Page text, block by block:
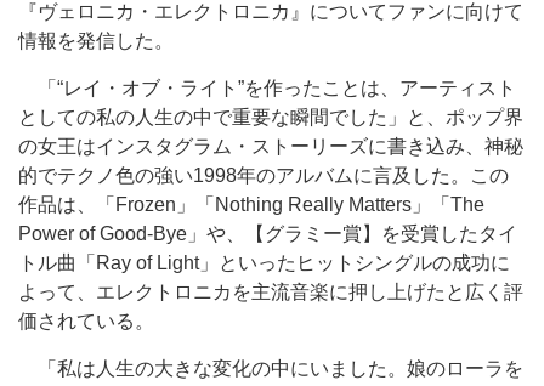
『ヴェロニカ・エレクトロニカ』についてファンに向けて
情報を発信した。
「“レイ・オブ・ライト”を作ったことは、アーティスト
としての私の人生の中で重要な瞬間でした」と、ポップ界
の女王はインスタグラム・ストーリーズに書き込み、神秘
的でテクノ色の強い1998年のアルバムに言及した。この
作品は、「Frozen」「Nothing Really Matters」「The
Power of Good-Bye」や、【グラミー賞】を受賞したタイ
トル曲「Ray of Light」といったヒットシングルの成功に
よって、エレクトロニカを主流音楽に押し上げたと広く評
価されている。
「私は人生の大きな変化の中にいました。娘のローラを